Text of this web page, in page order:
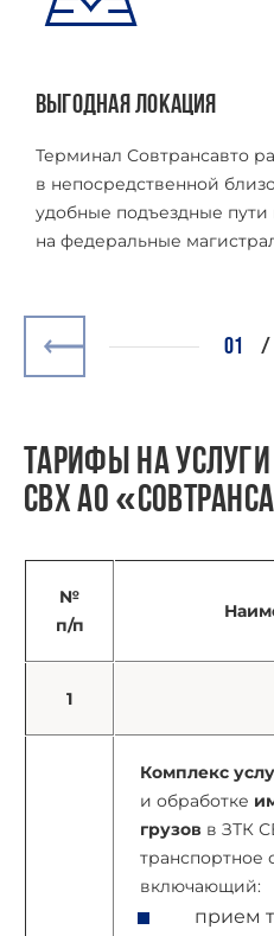
ВЫГОДНАЯ ЛОКАЦИЯ
Терминал Совтрансавто
в непосредственной
удобные подъездные
на федеральные
01 /
ТАРИФЫ НА УСЛУГИ
СВХ АО
№
п/п
1
Комплекс
и обработке
грузов в ЗТК
транспортное
включающий:
прием